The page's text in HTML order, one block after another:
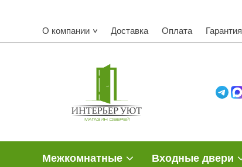
О компании Доставка Оплата Гарантия
Межкомнатные Входные двери